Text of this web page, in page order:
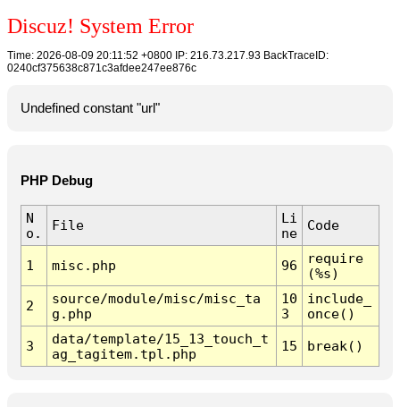
Discuz! System Error
Time: 2026-08-09 20:11:52 +0800 IP: 216.73.217.93 BackTraceID:
0240cf375638c871c3afdee247ee876c
Undefined constant "url"
PHP Debug
N
o.
File
Li
ne
Code
1 misc.php 96
require
(%s)
2
source/module/misc/misc_ta
g.php
10
3
include_
once()
3
data/template/15_13_touch_t
ag_tagitem.tpl.php
15 break()